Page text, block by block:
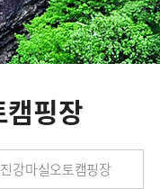
핑장
강마실오토캠핑장